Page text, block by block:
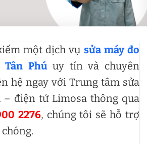
một dịch vụ sửa máy đo
Phúuy tín và chuyên
hệ ngay với Trung tâm sửa
– điện tử Limosa thông qua
2276, chúng tôi sẽ hỗ trợ